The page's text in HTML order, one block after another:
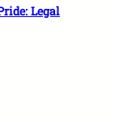
Legal